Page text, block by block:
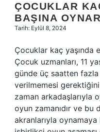
ÇOCUKLAR
BAŞINA
Tarih: Eylül 8, 2024
Çocuklar kaç yaşında
Çocuk uzmanları, 11
günde üç saatten fazla
verilmemesi
zaman arkadaşlarıyla
oyun zamanıdır ve bu
akranlarıyla